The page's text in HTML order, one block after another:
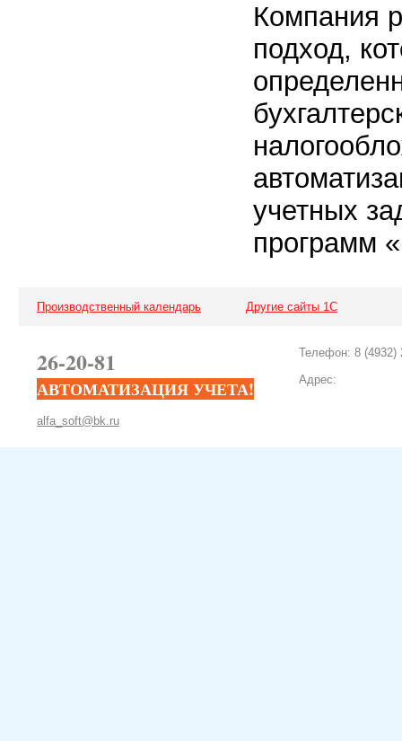
Компания
подход,
учетных
программ
Производственный календарь Другие сайты 1С
26-20-81
АВТОМАТИЗАЦИЯ УЧЕТА!
alfa_soft@bk.ru
Телефон: 8 (4932)
Адрес: